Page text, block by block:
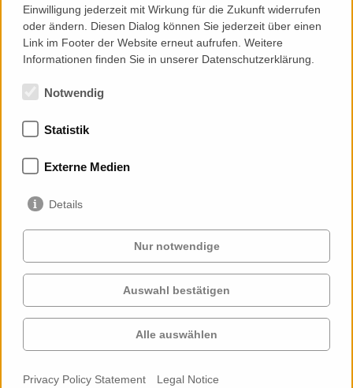
Memberships
Services
Cases
Clients
Projects
Profile
Contact
Einwilligung jederzeit mit Wirkung für die Zukunft widerrufen
oder ändern. Diesen Dialog können Sie jederzeit über einen
Link im Footer der Website erneut aufrufen. Weitere
Informationen finden Sie in unserer Datenschutzerklärung.
Notwendig
Statistik
Externe Medien
Details
Nur notwendige
Auswahl bestätigen
Alle auswählen
Privacy Policy Statement Legal Notice